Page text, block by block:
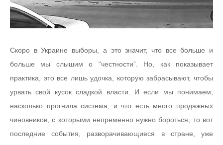
Скоро в Украине выборы, а это значит, что все больше и
больше мы слышим о “честности”. Но, как показывает
практика, это все лишь удочка, которую забрасывают, чтобы
урвать свой кусок сладкой власти. И если мы понимаем,
насколько прогнила система, и что есть много продажных
чиновников, с которыми непременно нужно бороться, то вот
последние события, разворачивающиеся в стране, уже